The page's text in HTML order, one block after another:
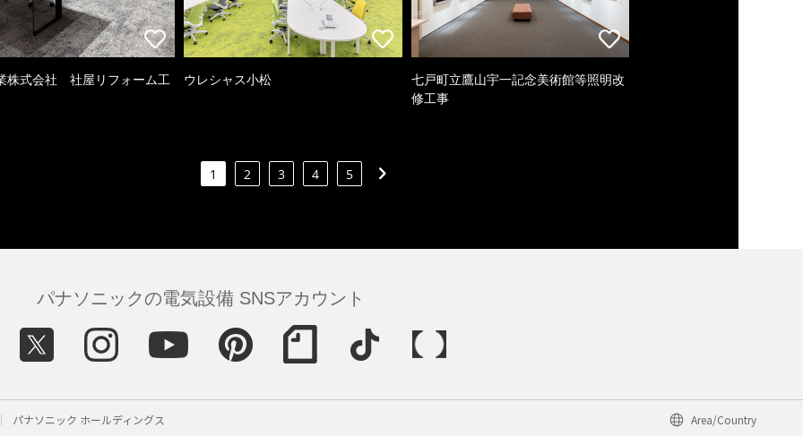
株式会社 社屋リフォーム工 ウレシャス小松
七戸町立鷹山宇一記念美術館等照明改
修工事
1 2 3 4 5
パナソニックの電気設備 SNSアカウント
パナソニック ホールディングス Area/Country